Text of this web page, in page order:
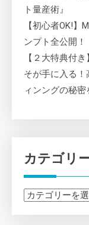
ト量産術』
【初心者OK!
ンプト全公開！
【２大特典付
そが手に入る
ィンングの秘密
カテゴリ
カ